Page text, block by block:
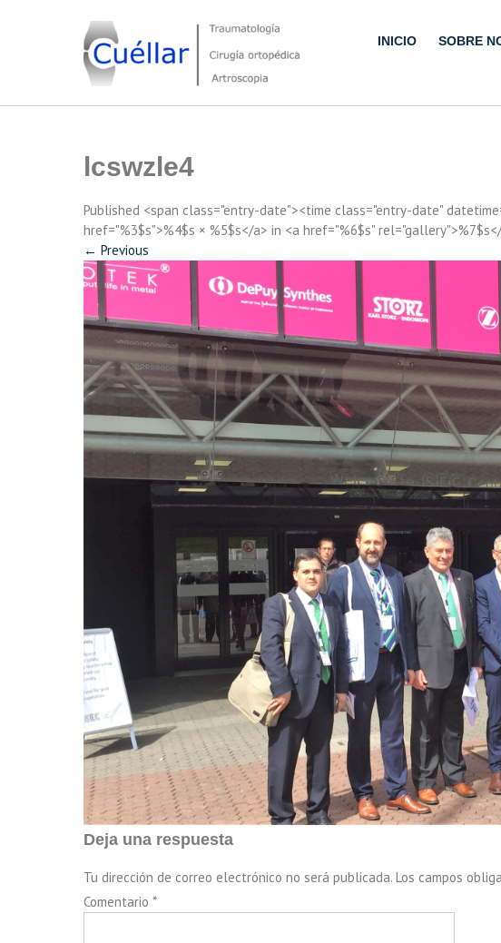
Traumatología, Cirugía ortopédica y Artroscopia
INICIO SOBRE
lcswzle4
Published <span class="entry-date"><time class="entry-date"
href="%3$s">%4$s × %5$s</a> in <a href="%6$s"
← Previous
Deja una respuesta
Tu dirección de correo electrónico no será publicada. Los campos
Comentario *